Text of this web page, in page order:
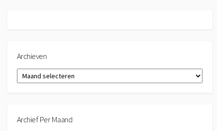
Archieven
Archieven
Archief Per Maand